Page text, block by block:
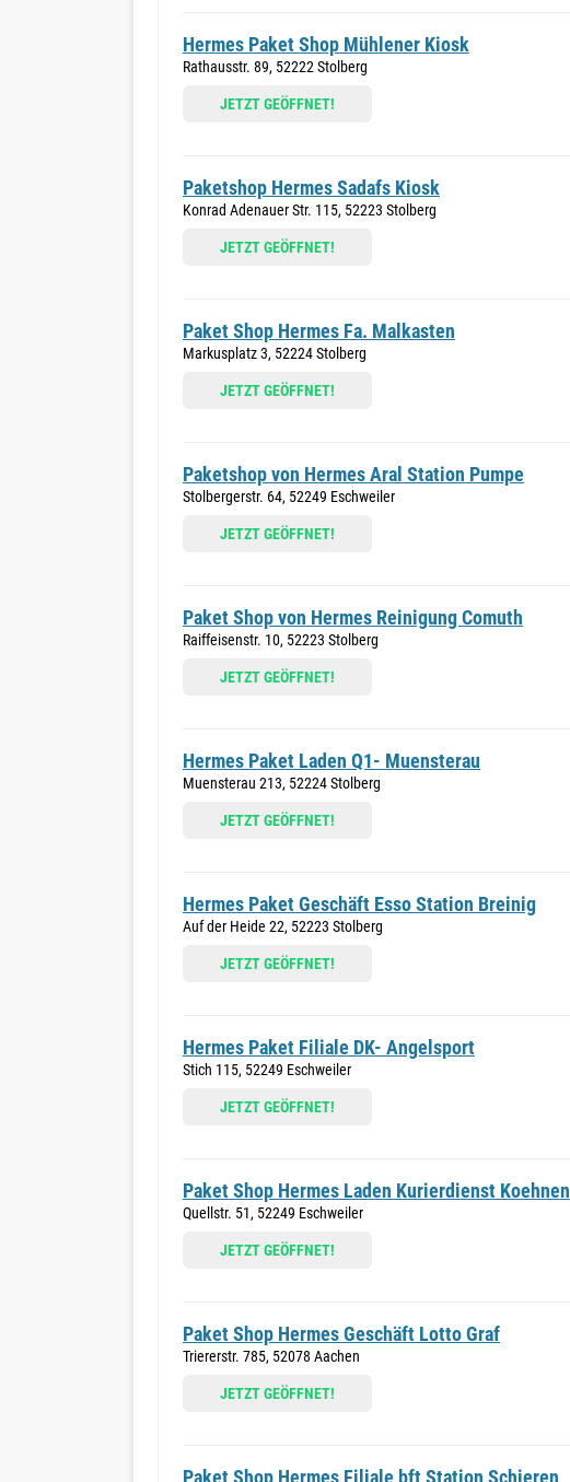
Hermes Paket Shop Mühlener Kiosk
Rathausstr. 89, 52222 Stolberg
JETZT GEÖFFNET!
Paketshop Hermes Sadafs Kiosk
Konrad Adenauer Str. 115, 52223 Stolberg
JETZT GEÖFFNET!
Paket Shop Hermes Fa. Malkasten
Markusplatz 3, 52224 Stolberg
JETZT GEÖFFNET!
Paketshop von Hermes Aral Station Pumpe
Stolbergerstr. 64, 52249 Eschweiler
JETZT GEÖFFNET!
Paket Shop von Hermes Reinigung Comuth
Raiffeisenstr. 10, 52223 Stolberg
JETZT GEÖFFNET!
Hermes Paket Laden Q1- Muensterau
Muensterau 213, 52224 Stolberg
JETZT GEÖFFNET!
Hermes Paket Geschäft Esso Station Breinig
Auf der Heide 22, 52223 Stolberg
JETZT GEÖFFNET!
Hermes Paket Filiale DK- Angelsport
Stich 115, 52249 Eschweiler
JETZT GEÖFFNET!
Paket Shop Hermes Laden Kurierdienst Koehnen
Quellstr. 51, 52249 Eschweiler
JETZT GEÖFFNET!
Paket Shop Hermes Geschäft Lotto Graf
Triererstr. 785, 52078 Aachen
JETZT GEÖFFNET!
Paket Shop Hermes Filiale bft Station Schieren